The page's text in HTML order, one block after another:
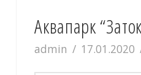
Аквапарк
admin 17.01.2020